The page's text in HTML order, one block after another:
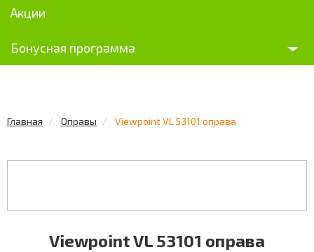
Акции
Бонусная программа
Главная Оправы Viewpoint VL 53101 оправа
Viewpoint VL 53101 оправа